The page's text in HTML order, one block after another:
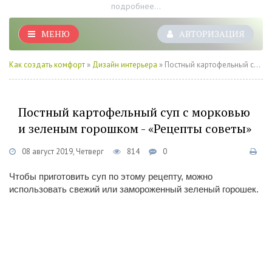
подробнее...
АВТОРИЗАЦИЯ
МЕНЮ
Как создать комфорт » Дизайн интерьера » Постный картофельный суп с морковью и зеленым горошком - «Рецепты советы»
Постный картофельный суп с морковью
и зеленым горошком - «Рецепты советы»
08 август 2019, Четверг 814 0
Чтобы приготовить суп по этому рецепту, можно
использовать свежий или замороженный зеленый горошек.